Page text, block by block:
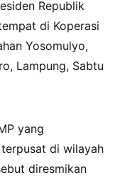
Republik
di Koperasi
Yosomulyo,
Lampung, Sabtu
yang
di wilayah
diresmikan